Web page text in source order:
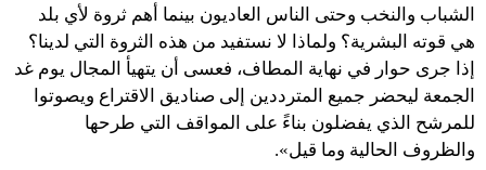
الشباب والنخب وحتى الناس العاديون بينما أهم ثروة لأي بلد
هي قوته البشرية؟ ولماذا لا نستفيد من هذه الثروة التي لدينا؟
إذا جرى حوار في نهاية المطاف، فعسى أن يتهيأ المجال يوم غد
الجمعة ليحضر جميع المترددين إلى صناديق الاقتراع ويصوتوا
للمرشح الذي يفضلون بناءً على المواقف التي طرحها
والظروف الحالية وما قيل».